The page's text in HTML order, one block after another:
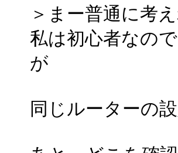
＞まー普通に考
私は初心者なの
が
同じルーターの